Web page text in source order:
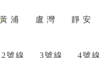
黃 浦 盧 灣 靜 安
2號線 3號線 4號線